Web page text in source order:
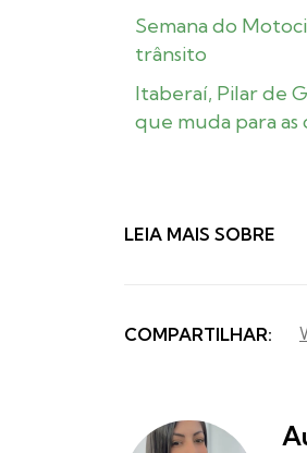
Semana do
trânsito
Itaberaí, Pilar de
que muda para as
LEIA MAIS SOBRE
COMPARTILHAR: